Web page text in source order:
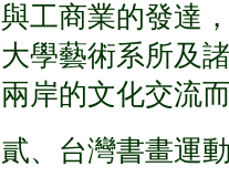
與工商業的發達
大學藝術系所及
兩岸的文化交流
貳、台灣書畫運